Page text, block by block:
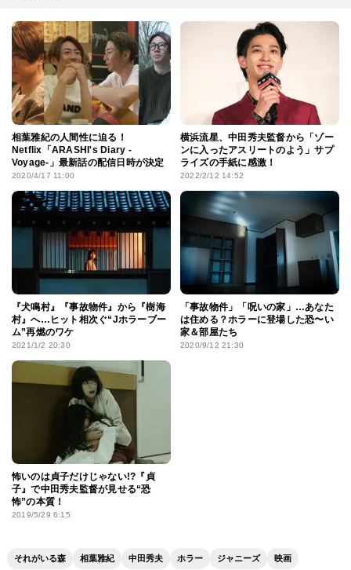
相葉雅紀の人間性に迫る！
Netflix「ARASHI's Diary -
Voyage-」最新話の配信日時が決定
2020/4/17 11:00
横浜流星、中田秀夫監督から「ゾー
ンに入ったアスリートのよう」サプ
ライズの手紙に感激！
2022/2/12 14:52
『犬鳴村』『事故物件』から『樹海
村』へ…ヒット相次ぐ“Jホラーブー
ム”再燃のワケ
2021/1/2 20:30
「事故物件」「呪いの家」…あなた
は住める？ホラーに登場した恐〜い
家＆部屋たち
2020/9/12 21:30
怖いのは貞子だけじゃない!?『貞
子』で中田秀夫監督が見せる“恐
怖”の本質！
2019/5/29 6:15
それがいる森 相葉雅紀 中田秀夫 ホラー ジャニーズ 映画